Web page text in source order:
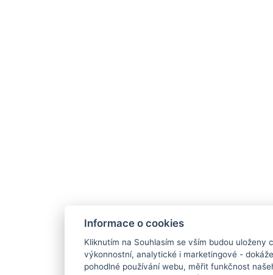
Informace o cookies
Kliknutím na Souhlasím se vším budou uloženy
výkonnostní, analytické i marketingové -
pohodlné používání webu, měřit funkčnost